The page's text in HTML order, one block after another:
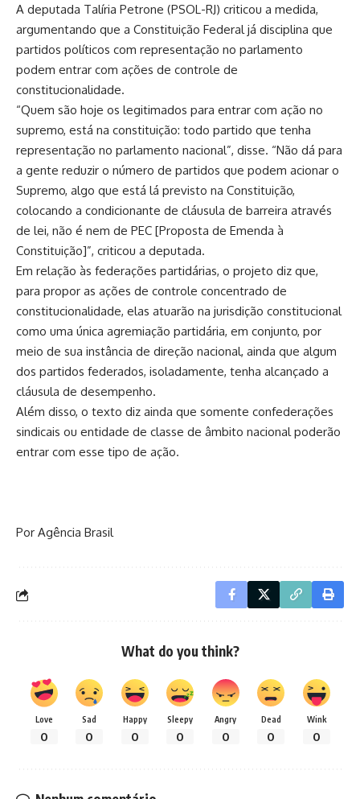
A deputada Talíria Petrone (PSOL-RJ) criticou a medida,
argumentando que a Constituição Federal já disciplina que
partidos políticos com representação no parlamento
podem entrar com ações de controle de
constitucionalidade.
“Quem são hoje os legitimados para entrar com ação no
supremo, está na constituição: todo partido que tenha
representação no parlamento nacional”, disse. “Não dá para
a gente reduzir o número de partidos que podem acionar o
Supremo, algo que está lá previsto na Constituição,
colocando a condicionante de cláusula de barreira através
de lei, não é nem de PEC [Proposta de Emenda à
Constituição]”, criticou a deputada.
Em relação às federações partidárias, o projeto diz que,
para propor as ações de controle concentrado de
constitucionalidade, elas atuarão na jurisdição constitucional
como uma única agremiação partidária, em conjunto, por
meio de sua instância de direção nacional, ainda que algum
dos partidos federados, isoladamente, tenha alcançado a
cláusula de desempenho.
Além disso, o texto diz ainda que somente confederações
sindicais ou entidade de classe de âmbito nacional poderão
entrar com esse tipo de ação.
Por Agência Brasil
What do you think?
Love
0
Sad
0
Happy
0
Sleepy
0
Angry
0
Dead
0
Wink
0